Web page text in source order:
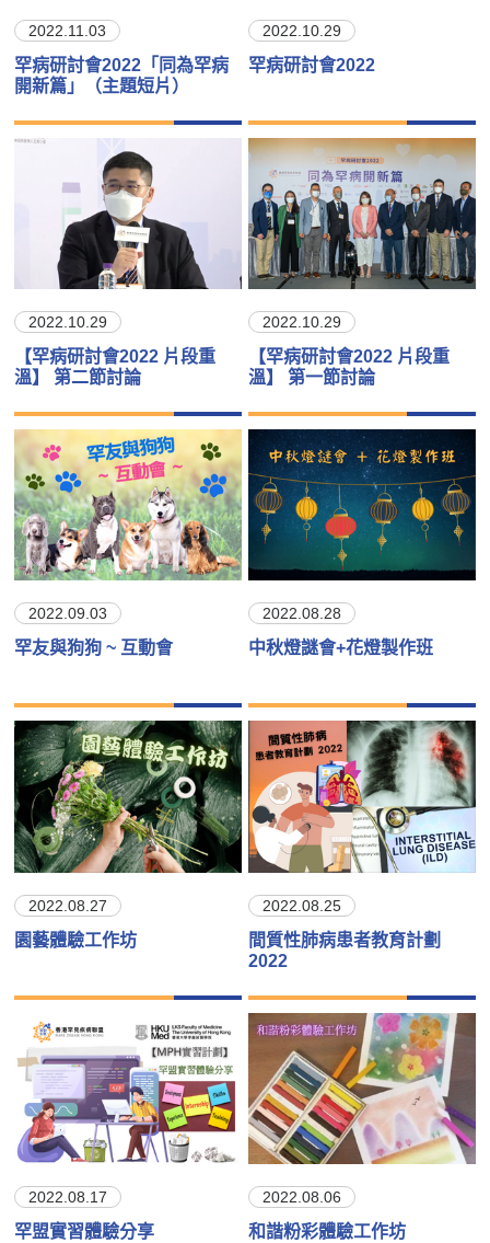
2022.11.03
罕病研討會2022「同為罕病
開新篇」（主題短片）
2022.10.29
罕病研討會2022
2022.10.29
【罕病研討會2022 片段重
溫】 第二節討論
2022.10.29
【罕病研討會2022 片段重
溫】 第一節討論
2022.09.03
罕友與狗狗 ~ 互動會
2022.08.28
中秋燈謎會+花燈製作班
2022.08.27
園藝體驗工作坊
2022.08.25
間質性肺病患者教育計劃
2022
2022.08.17
罕盟實習體驗分享
2022.08.06
和諧粉彩體驗工作坊